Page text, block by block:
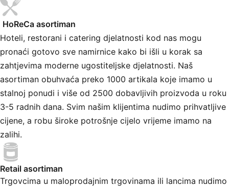
HoReCa asortiman
Hoteli, restorani i catering djelatnosti kod nas mogu
pronaći gotovo sve namirnice kako bi išli u korak sa
zahtjevima moderne ugostiteljske djelatnosti. Naš
asortiman obuhvaća preko 1000 artikala koje imamo u
stalnoj ponudi i više od 2500 dobavljivih proizvoda u roku
3-5 radnih dana. Svim našim klijentima nudimo prihvatljive
cijene, a robu široke potrošnje cijelo vrijeme imamo na
zalihi.
Retail asortiman
Trgovcima u maloprodajnim trgovinama ili lancima nudimo